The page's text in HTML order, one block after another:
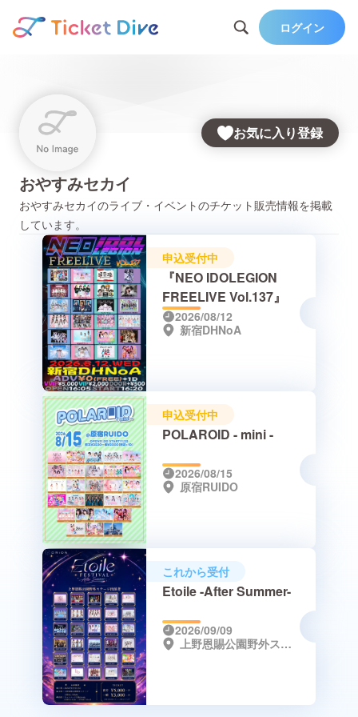
ログイン
お気に入り登録
おやすみセカイ
おやすみセカイのライブ・イベントのチケット販売情報を掲載
しています。
申込受付中
『NEO IDOLEGION
FREELIVE Vol.137』
2026/08/12
新宿DHNoA
申込受付中
POLAROID - mini -
2026/08/15
原宿RUIDO
これから受付
Etoile -After Summer-
2026/09/09
上野恩賜公園野外ステージ／上野AL-TEMA